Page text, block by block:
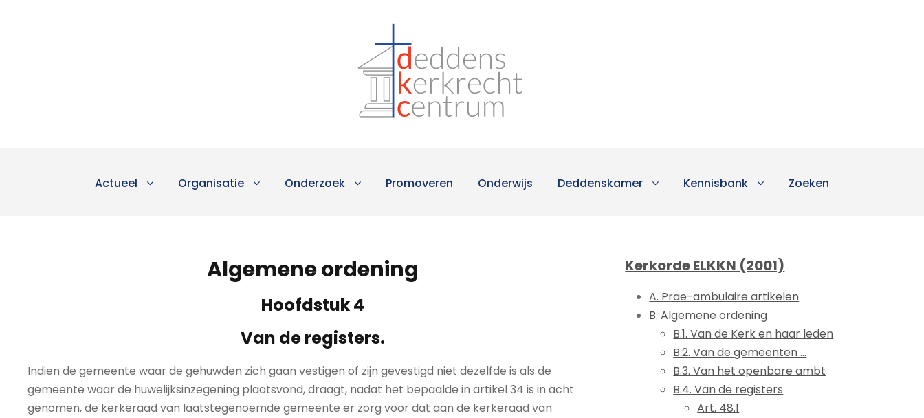
Actueel Organisatie Onderzoek Promoveren Onderwijs Deddenskamer Kennisbank Zoeken
Algemene ordening
Hoofdstuk 4
Van de registers.
Indien de gemeente waar de gehuwden zich gaan vestigen of zijn gevestigd niet dezelfde is als de
gemeente waar de huwelijksinzegening plaatsvond, draagt, nadat het bepaalde in artikel 34 is in acht
genomen, de kerkeraad van laatstegenoemde gemeente er zorg voor dat aan de kerkeraad van
Kerkorde ELKKN (2001)
A. Prae-ambulaire artikelen
B. Algemene ordening
B.1. Van de Kerk en haar leden
B.2. Van de gemeenten ...
B.3. Van het openbare ambt
B.4. Van de registers
Art. 48.1